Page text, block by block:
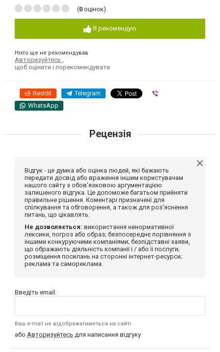
(0 оцінок)
Я рекомендую
Ніхто ще не рекомендував
Авторизуйтесь
щоб оцінити і порекомендувати
Reddit Telegram
WhatsApp
Рецензія
Відгук - це думка або оцінка людей, які бажають
передати досвід або враження іншим користувачам
нашого сайту з обов'язковою аргументацією
залишеного відгука. Це допоможе багатьом прийняти
правильне рішення. Коментарі призначені для
спілкування та обговорення, а також для роз'яснення
питань, що цікавлять.
Не дозволяється: використання ненормативної
лексики, погроз або образ; безпосереднє порівняння з
іншими конкуруючими компаніями; безпідставні заяви,
що ображають діяльність компанії і / або її послуги;
розміщення посилань на сторонні інтернет-ресурси;
реклама та самореклама.
Введіть email:
Ваш e-mail не відображатиметься на сайті
або Авторизуйтесь для написання відгуку